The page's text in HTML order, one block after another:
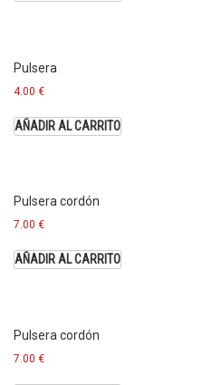
Pulsera
4.00 €
AÑADIR AL CARRITO
Pulsera cordón
7.00 €
AÑADIR AL CARRITO
Pulsera cordón
7.00 €